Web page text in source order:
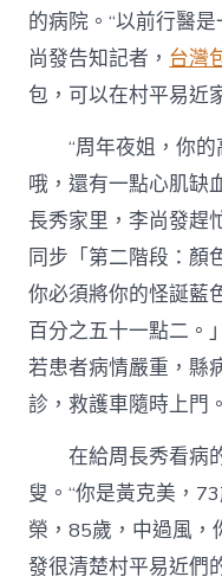
的病院。“以前行醫
尚發告知記者， 台灣
包，可以在村平易近
“周年夜姐，你
哦，還有一點心肌缺
長秀家里，李尚發趕
同步「第二階段：顏
你必須將你的怪誕藍
百分之五十一點二。
若患者病情嚴重，縣
診，救護車隨時上門
在給周長秀看病
叟。“你是黃克美，
榮，85歲，中過風，
發很清楚村平易近們